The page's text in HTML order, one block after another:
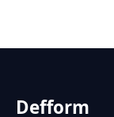
Defform